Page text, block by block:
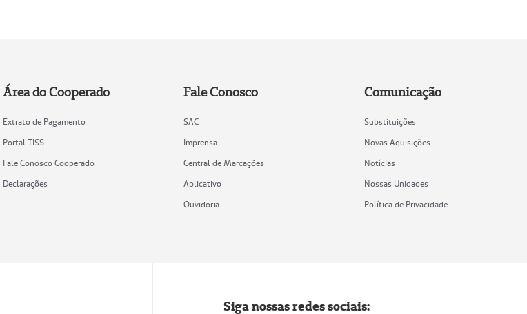
Área do Cooperado
Extrato de Pagamento
Portal TISS
Fale Conosco Cooperado
Declarações
Fale Conosco
SAC
Imprensa
Central de Marcações
Aplicativo
Ouvidoria
Comunicação
Substituições
Novas Aquisições
Notícias
Nossas Unidades
Política de Privacidade
Siga nossas redes sociais: